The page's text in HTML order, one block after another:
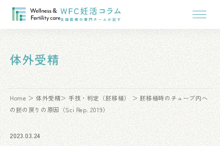
体外受精
Home 体外受精 手技・判定（胚移植）
胚移植時のチューブ内へ
の胚の戻りの原因（Sci Rep. 2019）
2023.03.24